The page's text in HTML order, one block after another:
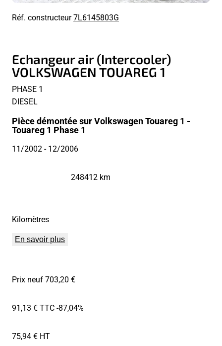
Réf. constructeur7L6145803G
Echangeur air (Intercooler)
VOLKSWAGEN TOUAREG 1
PHASE 1
DIESEL
Pièce démontée sur Volkswagen Touareg 1 -
Touareg 1 Phase 1
11/2002 - 12/2006
Kilomètres
248412 km
En savoir plus
Prix neuf 703,20 €
91,13 € TTC-87,04%
75,94 € HT